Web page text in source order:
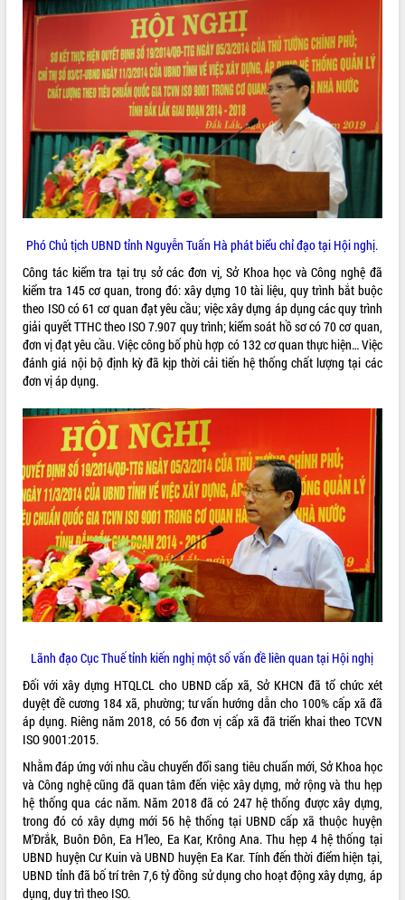
Bí thư Tỉnh ủy Lương Nguyễn Minh
Triết thăm, tặng quà người có công với
cách mạng
Rà soát, hoàn thiện hệ thống thiết chế
văn hóa, thể thao đáp ứng yêu cầu
phát triển mới
Thường trực HĐND tỉnh Đắk Lắk gặp
mặt Đoàn chuyên gia y tế TP. Hồ Chí
Minh
Lễ truy điệu và an táng hài cốt liệt sĩ
tại Nghĩa trang Liệt sĩ xã Sơn Hòa
xuất khẩu sầu riêng và triển khai quy
định EUDR
Thứ trưởng Bộ Nông nghiệp và Môi
trường Nguyễn Hoàng Hiệp khảo sát
vùng trồng và doanh nghiệp đóng gói
sầu riêng tại Đắk Lắk
Trình diễn nghệ thuật chế biến các
món ăn từ sầu riêng
tiến đầu tư tỉnh
Ngành cá ngừ Đắk Lắk chủ động thích
ứng để giữ vững thị trường xuất khẩu
Diễn đàn Kinh tế tư nhân Việt Nam đột
phá cơ chế - Hợp tác công tư
Đề án 06 tạo bước ngoặt đột phá trong
cải cách hành chính tỉnh Đắk Lắk
Kết nối tour, đẩy mạnh chuyển đổi số
để phát triển du lịch Đắk Lắk
Khởi động Dự án Đầu tư xây dựng hạ
tầng kỹ thuật Cụm công nghiệp Tân
Gặp mặt các cơ quan báo chí nhân Kỷ
niệm 101 năm Ngày Báo chí Cách
mạng Việt Nam
Đắk Lắk sơ kết 4 năm triển khai thực
hiện Đề án 06 của Chính phủ
Họp báo thông tin về Hội nghị Công bố
Quy hoạch và Xúc tiến đầu tư tỉnh Đắk
Lắk
Khơi thông điểm nghẽn, đẩy nhanh
giải ngân vốn khắc phục thiên tai
HĐND tỉnh thông qua điều chỉnh Quy
hoạch tỉnh thời kỳ 2021-2030
LIÊN KẾT WEB
THỐNG KÊ TRUY CẬP
Hôm nay: 18952
Phó Chủ tịch UBND tỉnh Nguyễn Tuấn Hà phát biểu chỉ đạo tại Hội nghị.
Công tác kiểm tra tại trụ sở các đơn vị, Sở Khoa học và Công nghệ đã
kiểm tra 145 cơ quan, trong đó: xây dựng 10 tài liệu, quy trình bắt buộc
theo ISO có 61 cơ quan đạt yêu cầu; việc xây dựng áp dụng các quy trình
giải quyết TTHC theo ISO 7.907 quy trình; kiểm soát hồ sơ có 70 cơ quan,
đơn vị đạt yêu cầu. Việc công bố phù hợp có 132 cơ quan thực hiện… Việc
đánh giá nội bộ định kỳ đã kịp thời cải tiến hệ thống chất lượng tại các
đơn vị áp dụng.
Lãnh đạo Cục Thuế tỉnh kiến nghị một số vấn đề liên quan tại Hội nghị
Đối với xây dựng HTQLCL cho UBND cấp xã, Sở KHCN đã tổ chức xét
duyệt đề cương 184 xã, phường; tư vấn hướng dẫn cho 100% cấp xã đã
áp dụng. Riêng năm 2018, có 56 đơn vị cấp xã đã triển khai theo TCVN
ISO 9001:2015.
Nhằm đáp ứng với nhu cầu chuyển đổi sang tiêu chuẩn mới, Sở Khoa học
và Công nghệ cũng đã quan tâm đến việc xây dựng, mở rộng và thu hẹp
hệ thống qua các năm. Năm 2018 đã có 247 hệ thống được xây dựng,
trong đó có xây dựng mới 56 hệ thống tại UBND cấp xã thuộc huyện
M’Đrắk, Buôn Đôn, Ea H’leo, Ea Kar, Krông Ana. Thu hẹp 4 hệ thống tại
UBND huyện Cư Kuin và UBND huyện Ea Kar. Tính đến thời điểm hiện tại,
UBND tỉnh đã bố trí trên 7,6 tỷ đồng sử dụng cho hoạt động xây dựng, áp
dụng, duy trì theo ISO.